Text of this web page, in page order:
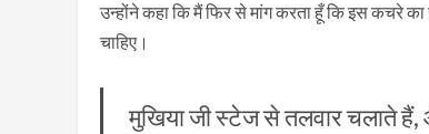
उन्होंने कहा कि मैं फिर से मांग करता हूँ कि इस कचरे
चाहिए।
मुखिया जी स्टेज से तलवार चलाते